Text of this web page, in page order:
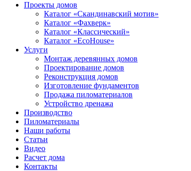
Проекты домов
Каталог «Скандинавский мотив»
Каталог «Фахверк»
Каталог «Классический»
Каталог «EcoHouse»
Услуги
Монтаж деревянных домов
Проектирование домов
Реконструкция домов
Изготовление фундаментов
Продажа пиломатериалов
Устройство дренажа
Производство
Пиломатериалы
Наши работы
Статьи
Видео
Расчет дома
Контакты